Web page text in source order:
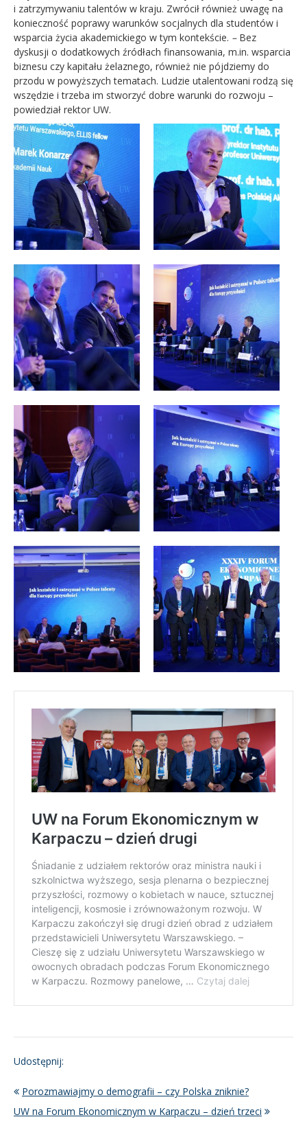
i zatrzymywaniu talentów w kraju. Zwrócił również uwagę na
konieczność poprawy warunków socjalnych dla studentów i
wsparcia życia akademickiego w tym kontekście. – Bez
dyskusji o dodatkowych źródłach finansowania, m.in. wsparcia
biznesu czy kapitału żelaznego, również nie pójdziemy do
przodu w powyższych tematach. Ludzie utalentowani rodzą się
wszędzie i trzeba im stworzyć dobre warunki do rozwoju –
powiedział rektor UW.
Udostępnij:
Porozmawiajmy o demografii – czy Polska zniknie?
UW na Forum Ekonomicznym w Karpaczu – dzień trzeci